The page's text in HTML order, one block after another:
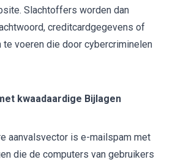
Slachtoffers worden dan
creditcardgegevens of
te voeren die door cybercriminelen
kwaadaardige Bijlagen
aanvalsvector is e-mailspam met
die de computers van gebruikers